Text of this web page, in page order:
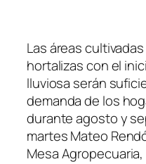
Las áreas
hortalizas con el
lluviosa serán
demanda de los
durante agosto y
martes Mateo
Mesa